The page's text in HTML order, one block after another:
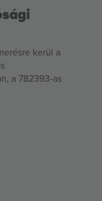
kerül a
a 782393-as